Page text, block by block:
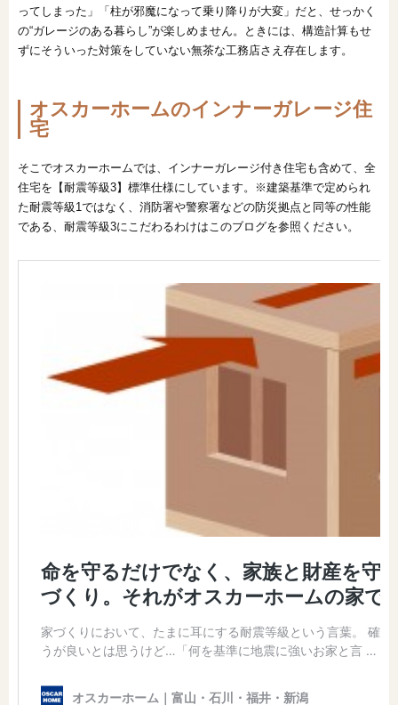
ってしまった」「柱が邪魔になって乗り降りが大変」だと、せっかく
の“ガレージのある暮らし”が楽しめません。ときには、構造計算もせ
ずにそういった対策をしていない無茶な工務店さえ存在します。
オスカーホームのインナーガレージ住
宅
そこでオスカーホームでは、インナーガレージ付き住宅も含めて、全
住宅を【耐震等級3】標準仕様にしています。※建築基準で定められ
た耐震等級1ではなく、消防署や警察署などの防災拠点と同等の性能
である、耐震等級3にこだわるわけはこのブログを参照ください。